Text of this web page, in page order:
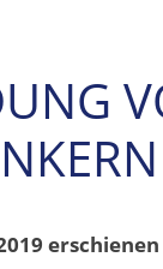
erschienen